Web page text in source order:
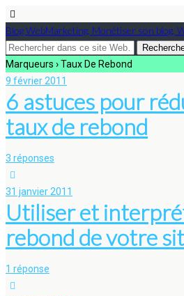
Blog WebMarketing, Monétiser son blog,
Marqueurs › Taux De Rebond
9 février 2011
6 astuces pour
taux de rebond
3 réponses
31 janvier 2011
Utiliser et
rebond de votre
1 réponse